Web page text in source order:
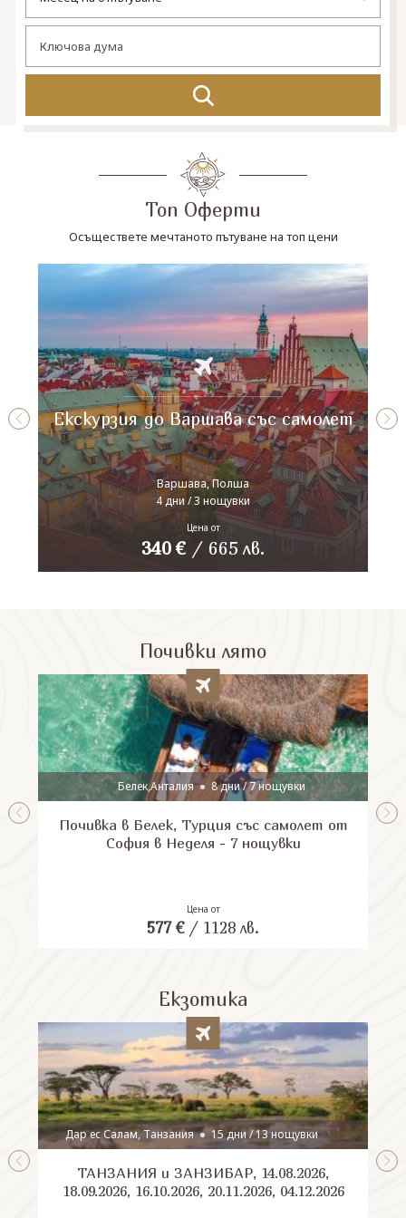
Топ Оферти
Осъществете мечтаното пътуване на топ цени
Екскурзия до Варшава със самолет
Варшава, Полша
4 дни / 3 нощувки
Цена от
340 € / 665 лв.
Почивки лято
Белек,Анталия 8 дни / 7 нощувки
Почивка в Белек, Турция със самолет от
София в Неделя - 7 нощувки
Цена от
577 €/ 1128 лв.
Екзотика
Дар ес Салам, Танзания 15 дни / 13 нощувки
ТАНЗАНИЯ и ЗАНЗИБАР, 14.08.2026,
18.09.2026, 16.10.2026, 20.11.2026, 04.12.2026